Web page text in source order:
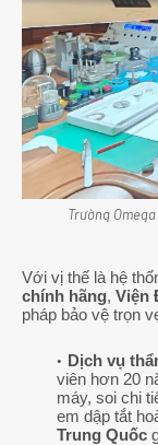
Trường
Với vị thế là hệ
chính hãng, Viện
pháp bảo vệ trọn
Dịch vụ
viên hơn 20
máy, soi chi
em dập tắt
Trung Quốc